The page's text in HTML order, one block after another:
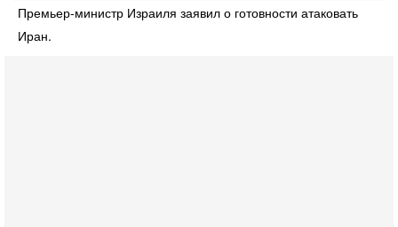
Премьер-министр Израиля заявил о готовности атаковать
Иран.